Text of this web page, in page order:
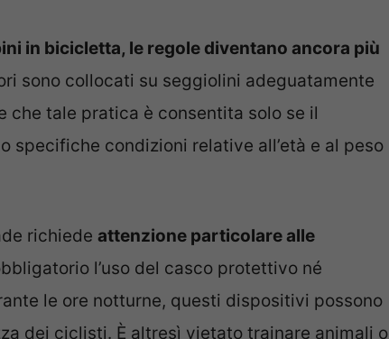
in bicicletta, le regole diventano ancora più
sono collocati su seggiolini adeguatamente
tale pratica è consentita solo se il
specifiche condizioni relative all’età e al peso
richiede attenzione particolare alle
l’uso del casco protettivo né
le ore notturne, questi dispositivi possono
dei ciclisti. È altresì vietato trainare animali o